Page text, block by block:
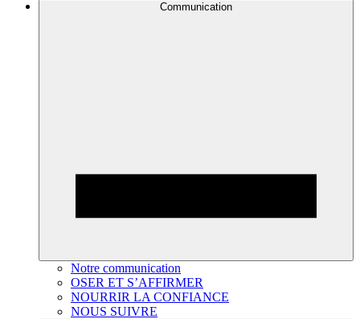
Communication
Notre communication
OSER ET S’AFFIRMER
NOURRIR LA CONFIANCE
NOUS SUIVRE